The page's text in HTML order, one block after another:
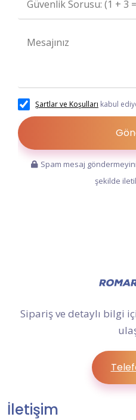
Şartlar ve Koşulları kabul
Spam mesaj
şekilde
Sipariş ve detaylı bilgi
İletişim